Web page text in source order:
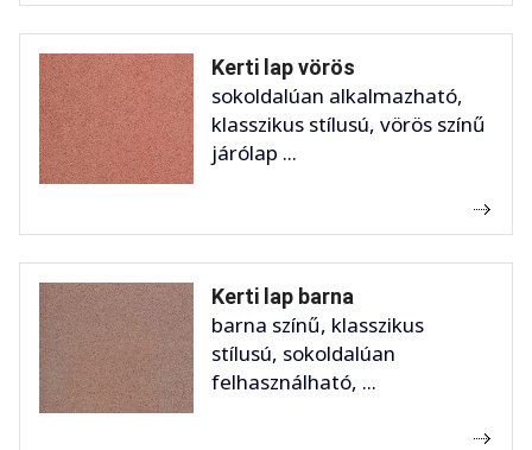
Kerti lap vörös
sokoldalúan alkalmazható,
klasszikus stílusú, vörös színű
járólap ...
Kerti lap barna
barna színű, klasszikus
stílusú, sokoldalúan
felhasználható, ...